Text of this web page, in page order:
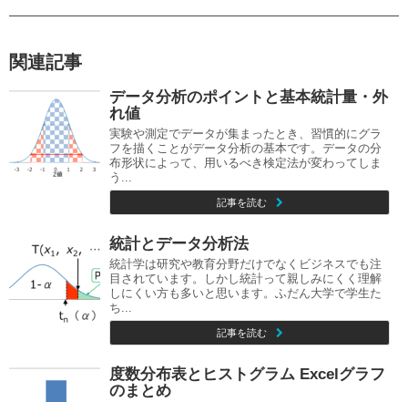
関連記事
データ分析のポイントと基本統計量・外
れ値
実験や測定でデータが集まったとき、習慣的にグラ
フを描くことがデータ分析の基本です。データの分
布形状によって、用いるべき検定法が変わってしま
う...
記事を読む
統計とデータ分析法
統計学は研究や教育分野だけでなくビジネスでも注
目されています。しかし統計って親しみにくく理解
しにくい方も多いと思います。ふだん大学で学生た
ち...
記事を読む
度数分布表とヒストグラム Excelグラフ
のまとめ